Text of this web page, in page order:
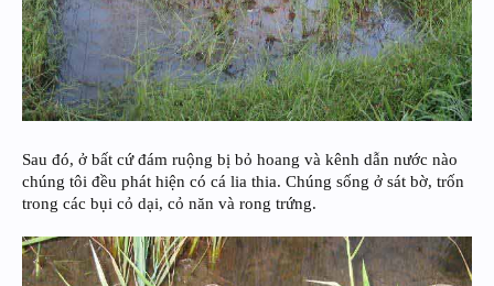
Sau đó, ở bất cứ đám ruộng bị bỏ hoang và kênh dẫn nước nào
chúng tôi đều phát hiện có cá lia thia. Chúng sống ở sát bờ, trốn
trong các bụi cỏ dại, cỏ năn và rong trứng.